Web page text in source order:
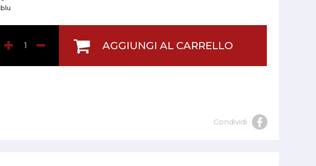
blu
AGGIUNGI AL CARRELLO
Condividi